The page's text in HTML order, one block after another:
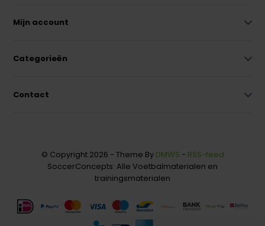
Mijn account
Categorieën
Contact
© Copyright 2026 - Theme By DMWS - RSS-feed
SoccerConcepts: Alle Voetbalmaterialen en
trainingsmaterialen